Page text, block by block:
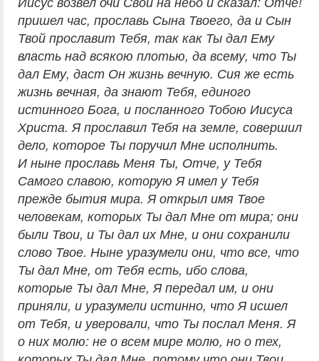
пришел час, прославь Сына Твоего, да и Сын
Твой прославит Тебя, так как Ты дал Ему
власть над всякою плотью, да всему, что Ты
дал Ему, даст Он жизнь вечную. Сия же есть
жизнь вечная, да знают Тебя, единого
истинного Бога, и посланного Тобою Иисуса
Христа. Я прославил Тебя на земле, совершил
дело, которое Ты поручил Мне исполнить.
И ныне прославь Меня Ты, Отче, у Тебя
Самого славою, которую Я имел у Тебя
прежде бытия мира. Я открыл имя Твое
человекам, которых Ты дал Мне от мира; они
были Твои, и Ты дал их Мне, и они сохранили
слово Твое. Ныне уразумели они, что все, что
Ты дал Мне, от Тебя есть, ибо слова,
которые Ты дал Мне, Я передал им, и они
приняли, и уразумели истинно, что Я исшел
от Тебя, и уверовали, что Ты послал Меня. Я
о них молю: не о всем мире молю, но о тех,